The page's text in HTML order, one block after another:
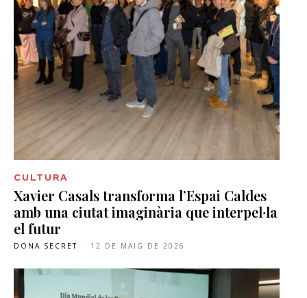
CULTURA
Xavier Casals transforma l’Espai Caldes
amb una ciutat imaginària que interpel·la
el futur
DONA SECRET - 12 DE MAIG DE 2026